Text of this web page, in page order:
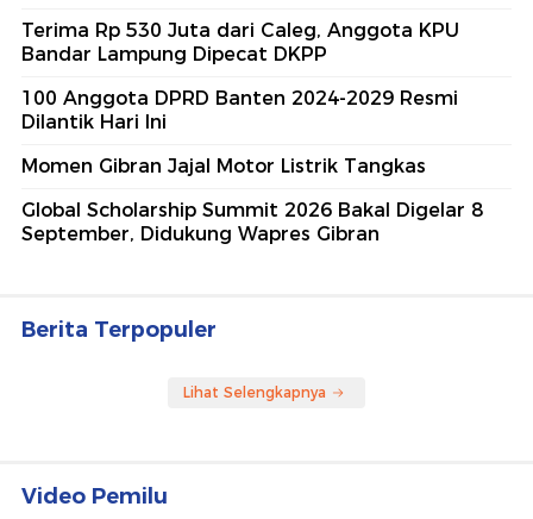
Terima Rp 530 Juta dari Caleg, Anggota KPU
Bandar Lampung Dipecat DKPP
100 Anggota DPRD Banten 2024-2029 Resmi
Dilantik Hari Ini
Momen Gibran Jajal Motor Listrik Tangkas
Global Scholarship Summit 2026 Bakal Digelar 8
September, Didukung Wapres Gibran
Berita Terpopuler
Lihat Selengkapnya
Video Pemilu